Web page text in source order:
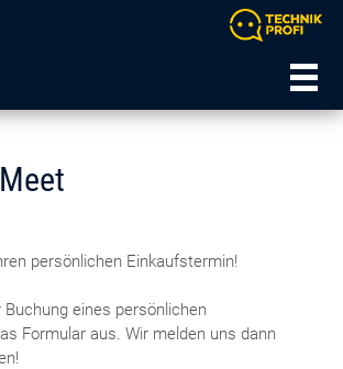
persönlichen Einkaufstermin!
Buchung eines persönlichen
Formular aus. Wir melden uns dann